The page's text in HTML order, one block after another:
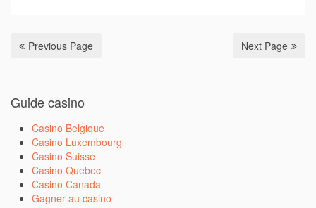
Previous Page Next Page
Guide casino
Casino Belgique
Casino Luxembourg
Casino Suisse
Casino Quebec
Casino Canada
Gagner au casino